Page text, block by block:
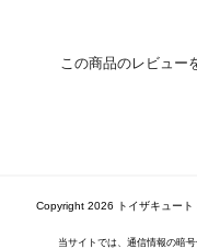
この商品のレビュー
Copyright 2026 トイザキュー
当サイトでは、通信情報の暗